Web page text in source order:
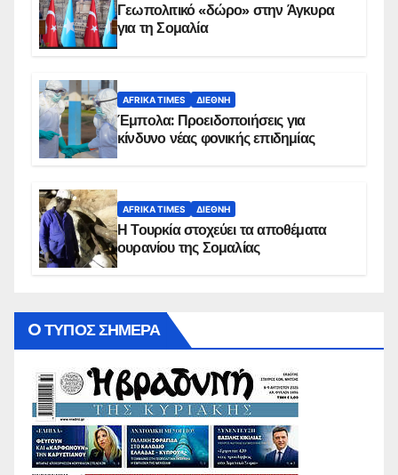
Γεωπολιτικό «δώρο» στην Άγκυρα
για τη Σομαλία
AFRIKA TIMES ΔΙΕΘΝΉ
Έμπολα: Προειδοποιήσεις για
κίνδυνο νέας φονικής επιδημίας
AFRIKA TIMES ΔΙΕΘΝΉ
Η Τουρκία στοχεύει τα αποθέματα
ουρανίου της Σομαλίας
O ΤΥΠΟΣ ΣΗΜΕΡΑ